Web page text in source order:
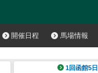
開催日程 馬場情報
1回函館5日